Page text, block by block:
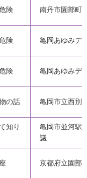
険 南丹市園部町
険 亀岡あゆみデ
険 亀岡あゆみデ
の話 亀岡市立西別
知り
亀岡市並河駅
議
京都府立園部